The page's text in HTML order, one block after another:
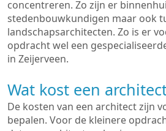
concentreren. Zo zijn er
stedenbouwkundigen maar ook
landschapsarchitecten. Zo is er
opdracht wel een
in Zeijerveen.
Wat kost een
De kosten van een architect zijn
bepalen. Voor de kleinere